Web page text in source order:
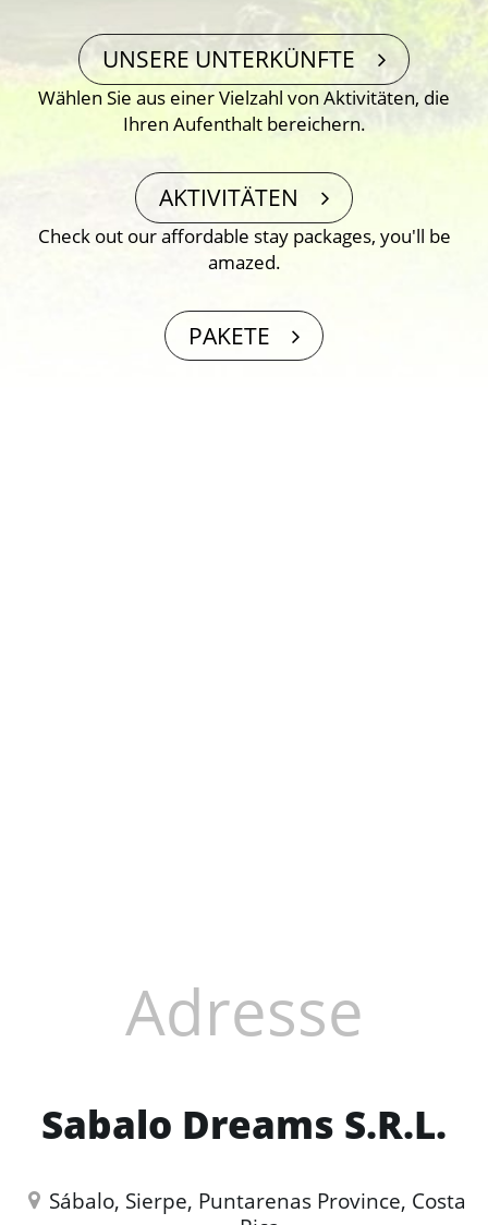
UNSERE UNTERKÜNFTE
Wählen Sie aus einer Vielzahl von Aktivitäten, die
Ihren Aufenthalt bereichern.
AKTIVITÄTEN
Check out our affordable stay packages, you′ll be
amazed.
PAKETE
Adresse
Sabalo Dreams S.R.L.
Sábalo, Sierpe, Puntarenas Province, Costa